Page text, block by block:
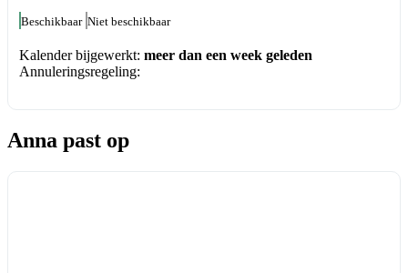
Beschikbaar Niet beschikbaar
Kalender bijgewerkt: meer dan een week geleden
Annuleringsregeling:
Anna past op